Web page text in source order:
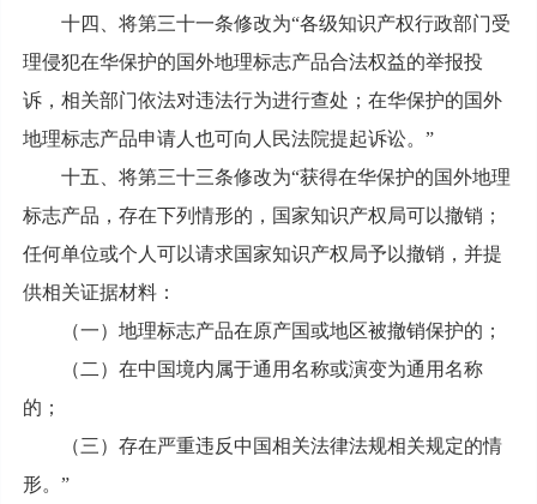
十四、将第三十一条修改为“各级知识产权行政部门受
理侵犯在华保护的国外地理标志产品合法权益的举报投
诉，相关部门依法对违法行为进行查处；在华保护的国外
地理标志产品申请人也可向人民法院提起诉讼。”
十五、将第三十三条修改为“获得在华保护的国外地理
标志产品，存在下列情形的，国家知识产权局可以撤销；
任何单位或个人可以请求国家知识产权局予以撤销，并提
供相关证据材料：
（一）地理标志产品在原产国或地区被撤销保护的；
（二）在中国境内属于通用名称或演变为通用名称
的；
（三）存在严重违反中国相关法律法规相关规定的情
形。”